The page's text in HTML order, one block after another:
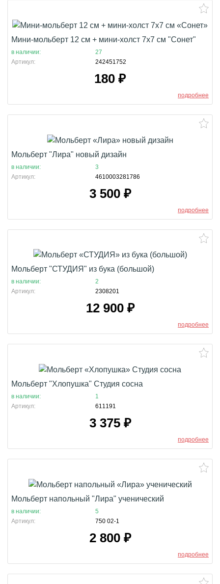
Мини-мольберт 12 см + мини-холст 7х7 см "Сонет"
в наличии:
27
Артикул:
242451752
180 ₽
подробнее
Мольберт "Лира" новый дизайн
в наличии:
3
Артикул:
4610003281786
3 500 ₽
подробнее
Мольберт "СТУДИЯ" из бука (большой)
в наличии:
2
Артикул:
2308201
12 900 ₽
подробнее
Мольберт "Хлопушка" Студия сосна
в наличии:
1
Артикул:
611191
3 375 ₽
подробнее
Мольберт напольный "Лира" ученический
в наличии:
5
Артикул:
750 02-1
2 800 ₽
подробнее